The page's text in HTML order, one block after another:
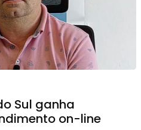
Sul ganha
on-line